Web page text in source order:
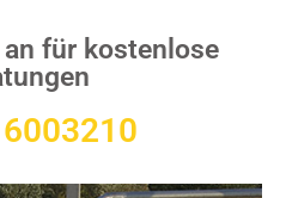
für kostenlose